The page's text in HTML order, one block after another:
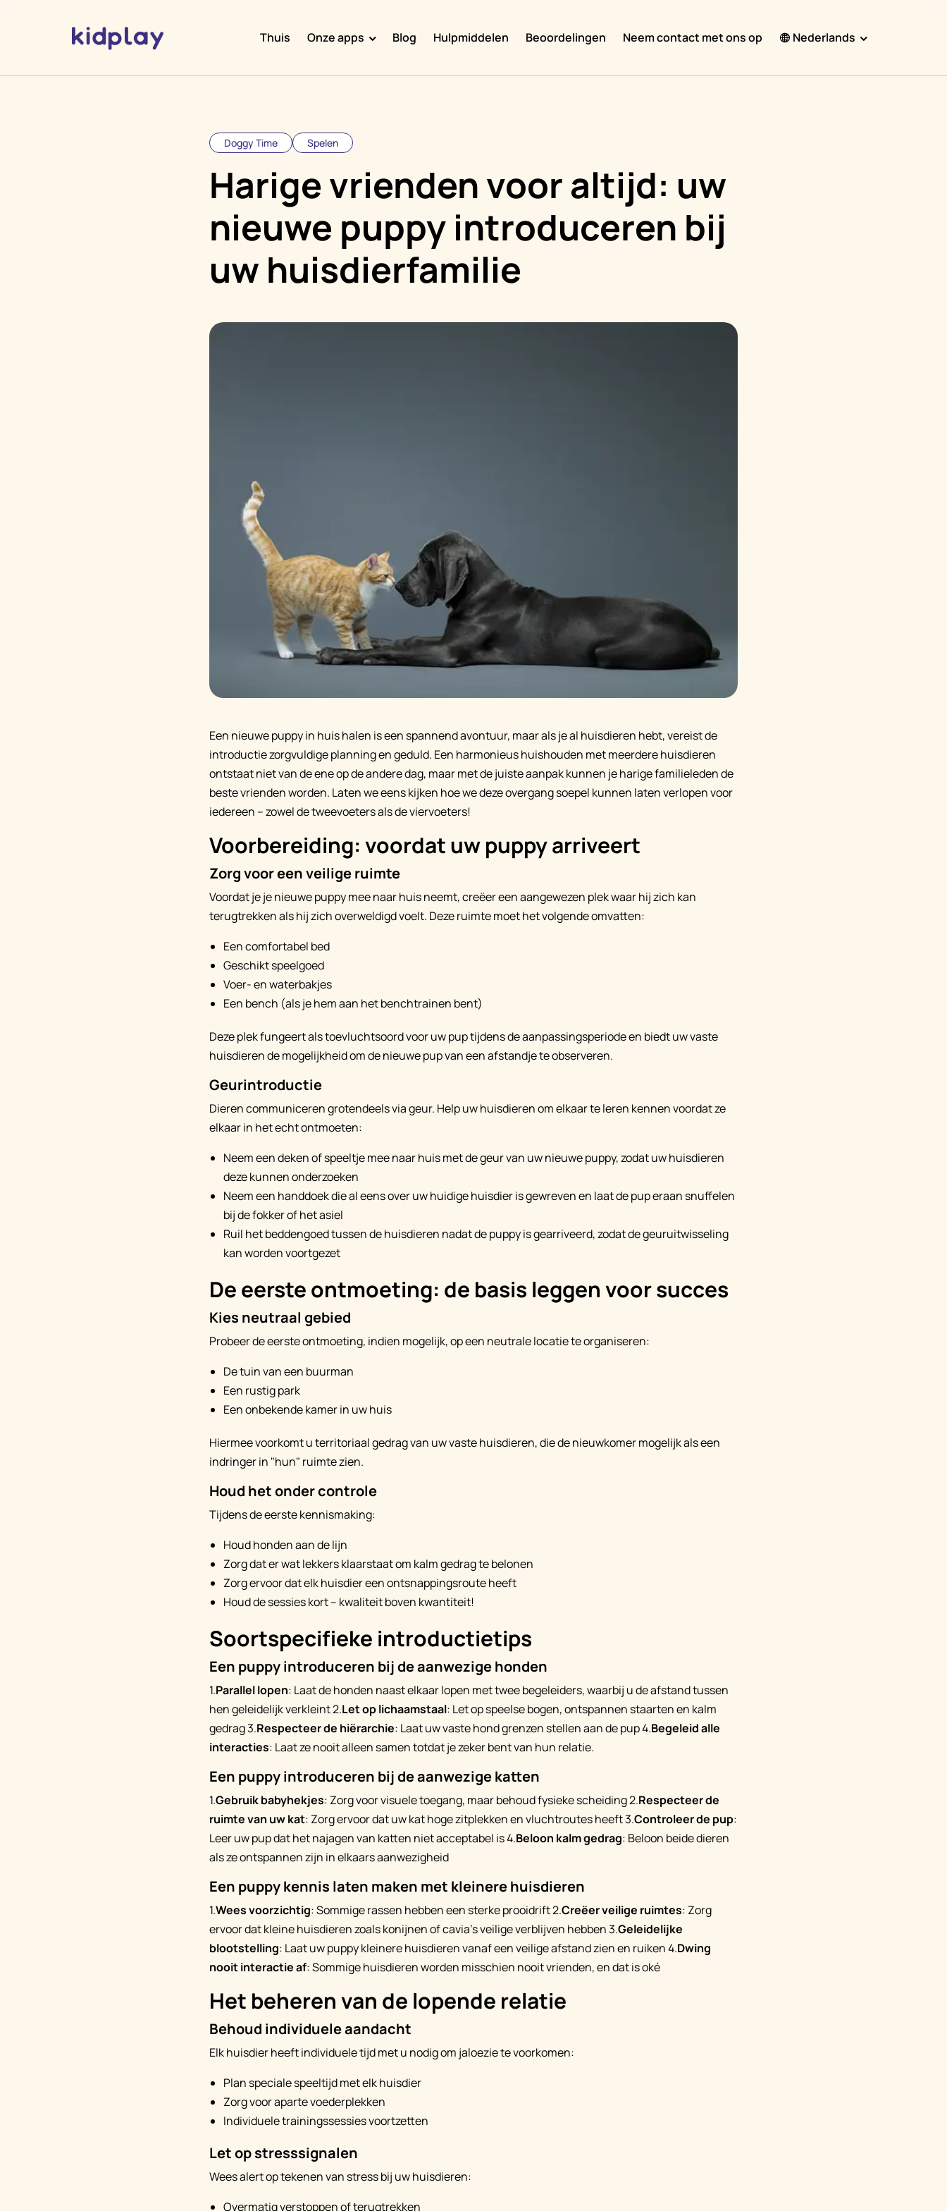
Thuis Onze apps
Chore Boss
Fever Whiz
Blog Hulpmiddelen Beoordelingen Neem contact met ons op Nederlands
Doggy Time Spelen
Harige vrienden voor altijd: uw
nieuwe puppy introduceren bij
uw huisdierfamilie
Een nieuwe puppy in huis halen is een spannend avontuur, maar als je al huisdieren hebt, vereist de
introductie zorgvuldige planning en geduld. Een harmonieus huishouden met meerdere huisdieren
ontstaat niet van de ene op de andere dag, maar met de juiste aanpak kunnen je harige familieleden de
beste vrienden worden. Laten we eens kijken hoe we deze overgang soepel kunnen laten verlopen voor
iedereen – zowel de tweevoeters als de viervoeters!
Voorbereiding: voordat uw puppy arriveert
Zorg voor een veilige ruimte
Voordat je je nieuwe puppy mee naar huis neemt, creëer een aangewezen plek waar hij zich kan
terugtrekken als hij zich overweldigd voelt. Deze ruimte moet het volgende omvatten:
Een comfortabel bed
Geschikt speelgoed
Voer- en waterbakjes
Een bench (als je hem aan het benchtrainen bent)
Deze plek fungeert als toevluchtsoord voor uw pup tijdens de aanpassingsperiode en biedt uw vaste
huisdieren de mogelijkheid om de nieuwe pup van een afstandje te observeren.
Geurintroductie
Dieren communiceren grotendeels via geur. Help uw huisdieren om elkaar te leren kennen voordat ze
elkaar in het echt ontmoeten:
Neem een ​​deken of speeltje mee naar huis met de geur van uw nieuwe puppy, zodat uw huisdieren
deze kunnen onderzoeken
Neem een ​​handdoek die al eens over uw huidige huisdier is gewreven en laat de pup eraan snuffelen
bij de fokker of het asiel
Ruil het beddengoed tussen de huisdieren nadat de puppy is gearriveerd, zodat de geuruitwisseling
kan worden voortgezet
De eerste ontmoeting: de basis leggen voor succes
Kies neutraal gebied
Probeer de eerste ontmoeting, indien mogelijk, op een neutrale locatie te organiseren:
De tuin van een buurman
Een rustig park
Een onbekende kamer in uw huis
Hiermee voorkomt u territoriaal gedrag van uw vaste huisdieren, die de nieuwkomer mogelijk als een
indringer in "hun" ruimte zien.
Houd het onder controle
Tijdens de eerste kennismaking:
Houd honden aan de lijn
Zorg dat er wat lekkers klaarstaat om kalm gedrag te belonen
Zorg ervoor dat elk huisdier een ontsnappingsroute heeft
Houd de sessies kort – kwaliteit boven kwantiteit!
Soortspecifieke introductietips
Een puppy introduceren bij de aanwezige honden
1.Parallel lopen: Laat de honden naast elkaar lopen met twee begeleiders, waarbij u de afstand tussen
hen geleidelijk verkleint 2.Let op lichaamstaal: Let op speelse bogen, ontspannen staarten en kalm
gedrag 3.Respecteer de hiërarchie: Laat uw vaste hond grenzen stellen aan de pup 4.Begeleid alle
interacties: Laat ze nooit alleen samen totdat je zeker bent van hun relatie.
Een puppy introduceren bij de aanwezige katten
1.Gebruik babyhekjes: Zorg voor visuele toegang, maar behoud fysieke scheiding 2.Respecteer de
ruimte van uw kat: Zorg ervoor dat uw kat hoge zitplekken en vluchtroutes heeft 3.Controleer de pup:
Leer uw pup dat het najagen van katten niet acceptabel is 4.Beloon kalm gedrag: Beloon beide dieren
als ze ontspannen zijn in elkaars aanwezigheid
Een puppy kennis laten maken met kleinere huisdieren
1.Wees voorzichtig: Sommige rassen hebben een sterke prooidrift 2.Creëer veilige ruimtes: Zorg
ervoor dat kleine huisdieren zoals konijnen of cavia's veilige verblijven hebben 3.Geleidelijke
blootstelling: Laat uw puppy kleinere huisdieren vanaf een veilige afstand zien en ruiken 4.Dwing
nooit interactie af: Sommige huisdieren worden misschien nooit vrienden, en dat is oké
Het beheren van de lopende relatie
Behoud individuele aandacht
Elk huisdier heeft individuele tijd met u nodig om jaloezie te voorkomen:
Plan speciale speeltijd met elk huisdier
Zorg voor aparte voederplekken
Individuele trainingssessies voortzetten
Let op stresssignalen
Wees alert op tekenen van stress bij uw huisdieren:
Overmatig verstoppen of terugtrekken